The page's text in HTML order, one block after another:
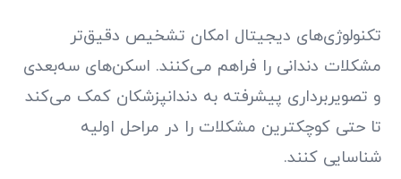
تکنولوژی‌های دیجیتال امکان تشخیص دقیق‌تر
مشکلات دندانی را فراهم می‌کنند. اسکن‌های سه‌بعدی
و تصویربرداری پیشرفته به دندانپزشکان کمک می‌کند
تا حتی کوچکترین مشکلات را در مراحل اولیه
شناسایی کنند.